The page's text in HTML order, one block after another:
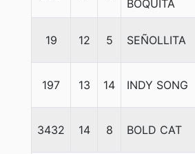
BOQUITA
19 12 5 SEÑOLLITA
197 13 14 INDY SONG
3432 14 8 BOLD CAT